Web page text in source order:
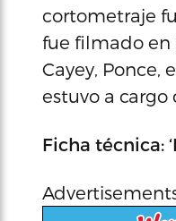
cortometraje
fue filmado en
Cayey, Ponce,
estuvo a cargo
Ficha técnica: